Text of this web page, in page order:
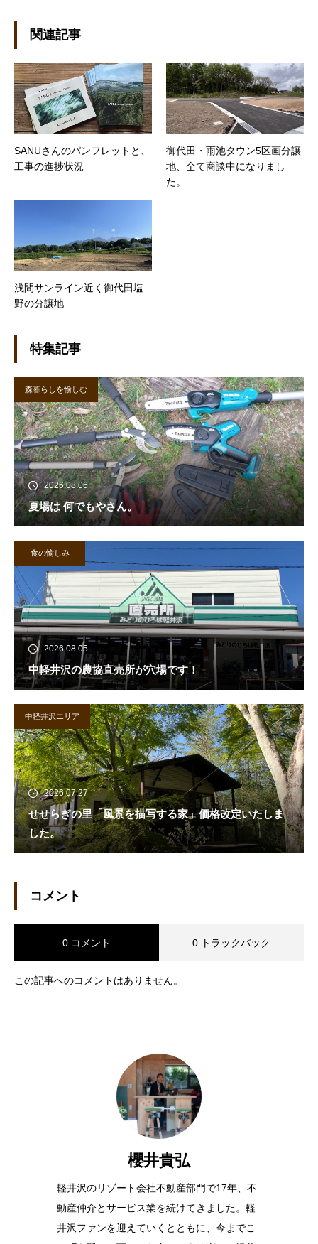
関連記事
SANUさんのパンフレットと、
工事の進捗状況
御代田・雨池タウン5区画分譲
地、全て商談中になりまし
た。
浅間サンライン近く御代田塩
野の分譲地
特集記事
森暮らしを愉しむ
2026.08.06
夏場は 何でもやさん。
食の愉しみ
2026.08.05
中軽井沢の農協直売所が穴場です！
中軽井沢エリア
2026.07.27
せせらぎの里「風景を描写する家」価格改定いたしま
した。
コメント
0 コメント 0 トラックバック
この記事へのコメントはありません。
櫻井貴弘
軽井沢のリゾート会社不動産部門で17年、不
動産仲介とサービス業を続けてきました。軽
井沢ファンを迎えていくとともに、今までこ